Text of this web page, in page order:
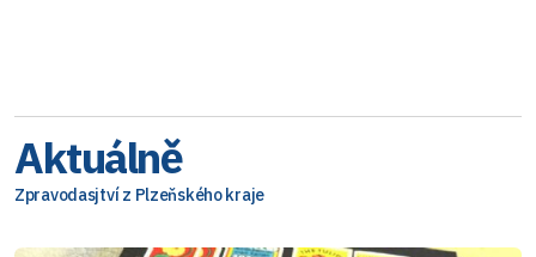
Aktuálně
Zpravodasjtví z Plzeňského kraje